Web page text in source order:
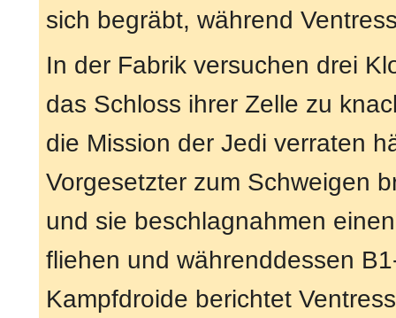
sich begräbt, während
In der Fabrik versuchen drei
das Schloss ihrer Zelle zu
die Mission der Jedi verraten
Vorgesetzter zum Schweigen
und sie beschlagnahmen
fliehen und währenddessen
Kampfdroide berichtet